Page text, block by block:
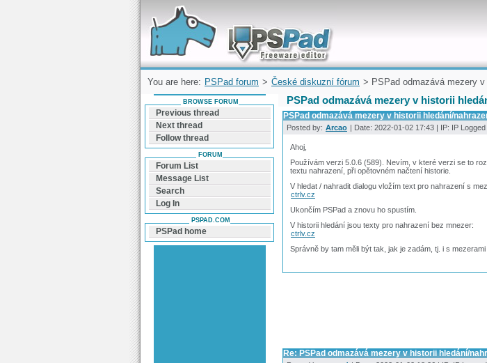
Forum can help you solve problems and quickly
find a solution with PSPad for Microsoft
Windows
You are here: PSPad forum > České diskuzní fórum > PSPad odmazává mezery
PSPad odmazává mezery v historii
PSPad odmazává mezery v historii hledání/
Posted by: Arcao | Date: 2022-01-02 17:43 | IP: IP Logged
Ahoj,
Používám verzi 5.0.6 (589). Nevím, v které verzi se to
textu nahrazení, při opětovném načtení historie.
V hledat / nahradit dialogu vložím text pro nahrazení s
ctrlv.cz
Ukončím PSPad a znovu ho spustím.
V historii hledání jsou texty pro nahrazení bez mnezer:
ctrlv.cz
Správně by tam měli být tak, jak je zadám, tj. i s mezerami
Re: PSPad odmazává mezery v historii hledání/
BROWSE FORUM
Previous thread
Next thread
Follow thread
FORUM
Forum List
Message List
Search
Log In
PSPAD.COM
PSPad home